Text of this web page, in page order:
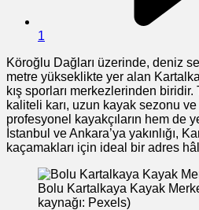
1
Köroğlu Dağları üzerinde, deniz
metre yükseklikte yer alan
kış sporları merkezlerinden
kaliteli karı, uzun kayak sezonu
profesyonel kayakçıların hem de
İstanbul ve Ankara’ya yakınlığı,
kaçamakları için ideal bir adres
Bolu Kartalkaya Kayak
kaynağı: Pexels)